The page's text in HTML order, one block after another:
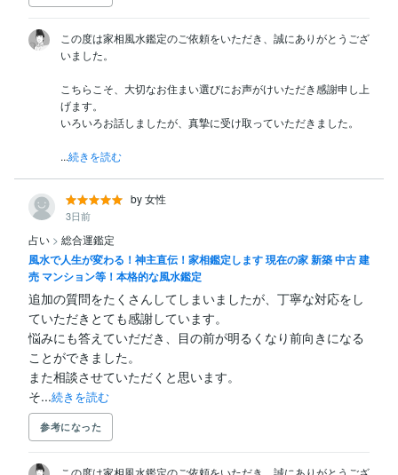
この度は家相風水鑑定のご依頼をいただき、誠にありがとうござ
いました。
こちらこそ、大切なお住まい選びにお声がけいただき感謝申し上
げます。
いろいろお話しましたが、真摯に受け取っていただきました。
...続きを読む
by 女性
3日前
占い > 総合運鑑定
風水で人生が変わる！神主直伝！家相鑑定します 現在の家 新築 中古 建
売 マンション等！本格的な風水鑑定
追加の質問をたくさんしてしまいましたが、丁寧な対応をし
ていただきとても感謝しています。
悩みにも答えていだだき、目の前が明るくなり前向きになる
ことができました。
また相談させていただくと思います。
そ...続きを読む
参考になった
この度は家相風水鑑定のご依頼をいただき、誠にありがとうござ